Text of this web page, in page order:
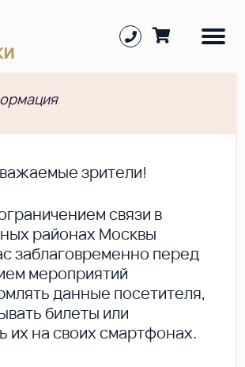
зрители!
связи в
районах Москвы
заблаговременно перед
мероприятий
данные посетителя,
билеты или
их на своих смартфонах.